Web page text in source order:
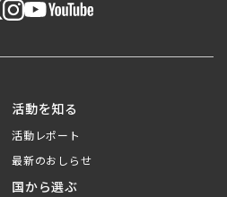
活動を知る
活動レポート
最新のおしらせ
国から選ぶ